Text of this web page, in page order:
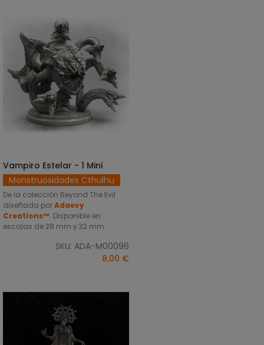
SELECCIONAR OPCIONES
Vampiro Estelar - 1 Mini
Monstruosidades Cthulhu
De la colección Beyond The Evil
diseñada porAdaevy
Creations™. Disponible en
escalas de 28 mm y 32 mm.
SKU: ADA-M00096
8,00 €